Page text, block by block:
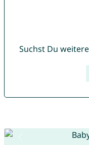
Suchst Du